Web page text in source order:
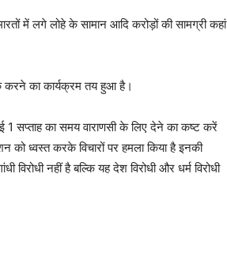
में लगे लोहे के सामान आदि करोड़ों की सामग्री कहां
करने का कार्यक्रम तय हुआ है।
सप्ताह का समय वाराणसी के लिए देने का कष्ट करें
को ध्वस्त करके विचारों पर हमला किया है इनकी
नहीं है बल्कि यह देश विरोधी और धर्म विरोधी